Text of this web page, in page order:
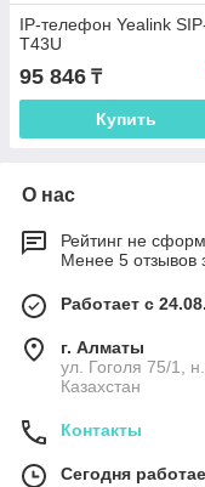
IP-телефон Yealink
T43U
95 846 ₸
Купить
О нас
Рейтинг не
Менее 5 отзывов
Работает с
г. Алматы
ул. Гоголя 75/1,
Казахстан
Контакты
Сегодня